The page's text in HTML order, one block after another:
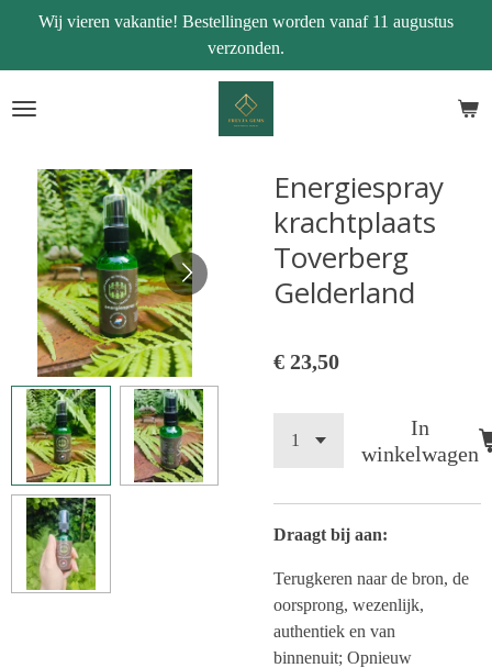
naar
de
Wij vieren vakantie! Bestellingen worden vanaf 11 augustus
verzonden.
Energiespray
krachtplaats
Toverberg
Gelderland
€ 23,50
In
winkelwagen
Draagt bij aan:
Terugkeren naar de bron, de
oorsprong, wezenlijk,
authentiek en van
binnenuit; Opnieuw